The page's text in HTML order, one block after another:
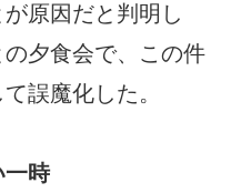
原因だと判明し
夕食会で、この件
誤魔化した。
時